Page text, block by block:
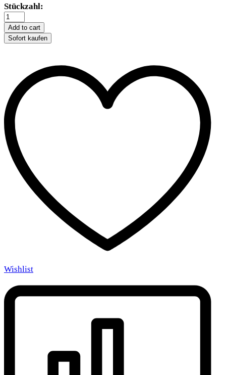
Trixie
Grashaus
für
Kleintiere
-
13cm
quantity
Stückzahl:
Add to cart
Sofort kaufen
Wishlist